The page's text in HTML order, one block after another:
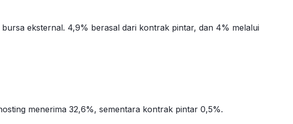
eksternal. 4,9% berasal dari kontrak pintar, dan 4% melalui
menerima 32,6%, sementara kontrak pintar 0,5%.